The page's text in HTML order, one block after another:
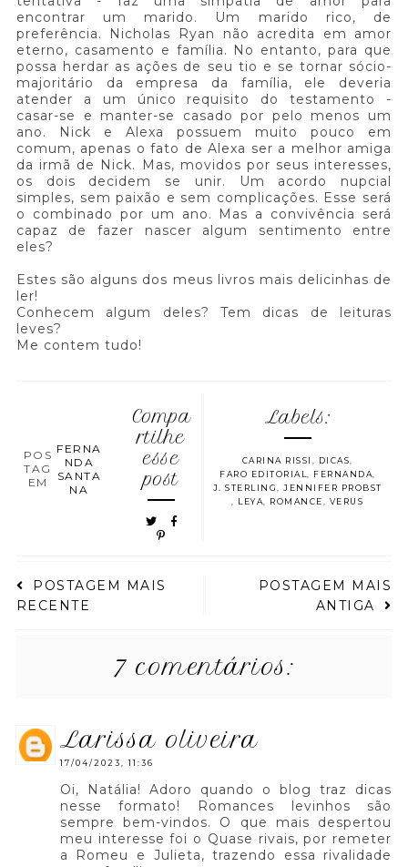
encontrar um marido. Um marido rico, de
preferência. Nicholas Ryan não acredita em amor
eterno, casamento e família. No entanto, para que
possa herdar as ações de seu tio e se tornar sócio-
majoritário da empresa da família, ele deveria
atender a um único requisito do testamento -
casar-se e manter-se casado por pelo menos um
ano. Nick e Alexa possuem muito pouco em
comum, apenas o fato de Alexa ser a melhor amiga
da irmã de Nick. Mas, movidos por seus interesses,
os dois decidem se unir. Um acordo nupcial
simples, sem paixão e sem complicações. Esse será
o combinado por um ano. Mas a convivência será
capaz de fazer nascer algum sentimento entre
eles?
Estes são alguns dos meus livros mais delicinhas de
ler!
Conhecem algum deles? Tem dicas de leituras
leves?
Me contem tudo!
POS
TAG
EM
FERNA
NDA
SANTA
NA
Compa
rtilhe
esse
post
Labels:
CARINA RISSI DICAS
FARO EDITORIAL
FERNANDA
J. STERLING
,JENNIFER PROBST
LEYA ROMANCE VERUS
POSTAGEM MAIS
RECENTE
POSTAGEM MAIS
ANTIGA
7 comentários:
larissa oliveira
17/04/2023, 11:36
Oi, Natália! Adoro quando o blog traz dicas
nesse formato! Romances levinhos são
sempre bem-vindos. O que mais despertou
meu interesse foi o Quase rivais, por remeter
a Romeu e Julieta, trazendo essa rivalidade